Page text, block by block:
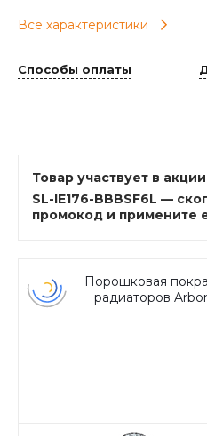
Все характеристики
Способы оплаты
Товар участвует в
SL-IE176-BBBSF6L —
промокод и примените
Порошковая
радиаторов